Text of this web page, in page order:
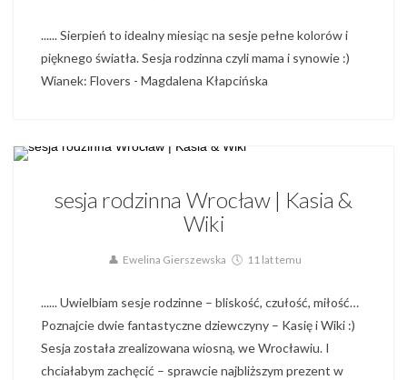
...... Sierpień to idealny miesiąc na sesje pełne kolorów i
pięknego światła. Sesja rodzinna czyli mama i synowie :)
Wianek: Flovers - Magdalena Kłapcińska
sesja rodzinna Wrocław | Kasia &
Wiki
Ewelina Gierszewska 11 lat temu
...... Uwielbiam sesje rodzinne – bliskość, czułość, miłość…
Poznajcie dwie fantastyczne dziewczyny – Kasię i Wiki :)
Sesja została zrealizowana wiosną, we Wrocławiu. I
chciałabym zachęcić – sprawcie najbliższym prezent w